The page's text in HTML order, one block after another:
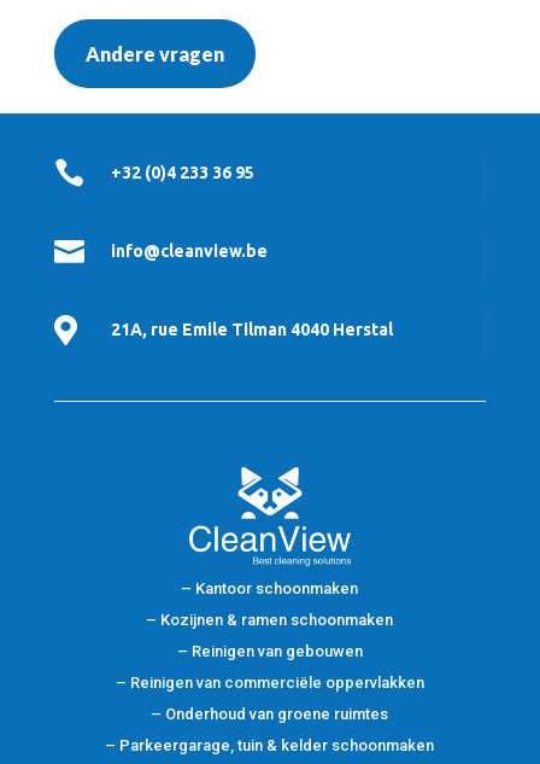
Andere vragen
 +32 (0)4 233 36 95
 info@cleanview.be
 21A, rue Emile Tilman 4040 Herstal
– Kantoor schoonmaken
– Kozijnen & ramen schoonmaken
– Reinigen van gebouwen
– Reinigen van commerciële oppervlakken
– Onderhoud van groene ruimtes
– Parkeergarage, tuin & kelder schoonmaken